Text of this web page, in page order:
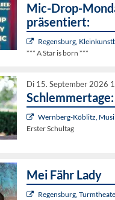
Mic-Drop-
präsentiert:
Regensburg,
*** A Star is born ***
Di 15. September 2026
Wernberg-Köblitz,
Erster Schultag
Mei Fähr Lady
Regensburg,